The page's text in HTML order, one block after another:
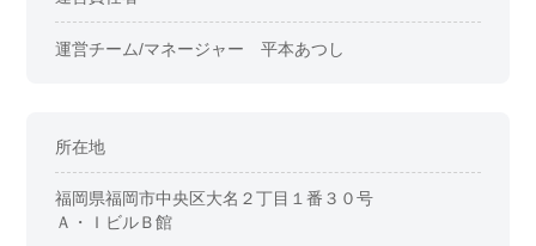
運営チーム/マネージャー 平本あつし
所在地
福岡県福岡市中央区大名２丁目１番３０号
Ａ・ＩビルＢ館